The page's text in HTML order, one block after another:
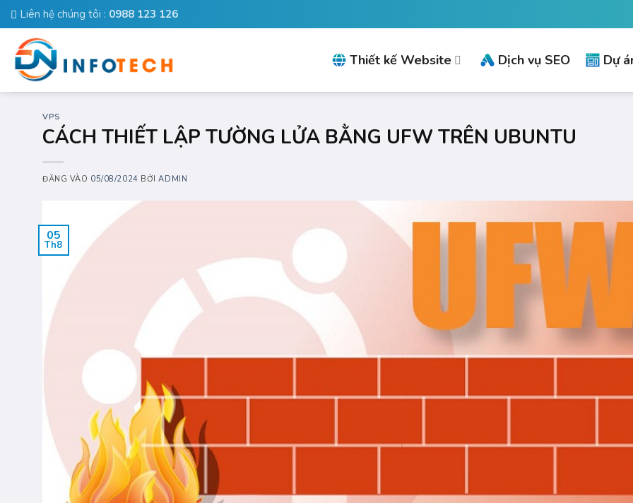
Bỏ
qua
dung
Liên hệ chúng tôi : 0988 123 126
Thiết kế Website Dịch vụ SEO Dự
VPS
CÁCH THIẾT LẬP TƯỜNG LỬA BẰNG UFW TRÊN UBUNTU
ĐĂNG VÀO 05/08/2024 BỞIADMIN
05
Th8